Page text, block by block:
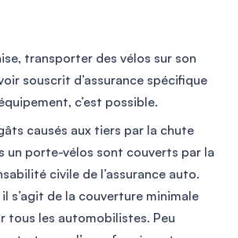
transporter des vélos sur son
souscrit d’assurance spécifique
c’est possible.
causés aux tiers par la chute
un porte-vélos sont couverts par la
civile de l’assurance auto.
s’agit de la couverture minimale
tous les automobilistes. Peu